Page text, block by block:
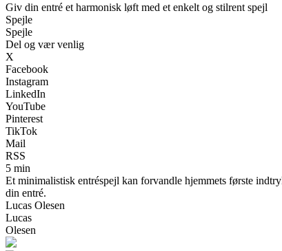
Giv din entré et harmonisk løft med et enkelt og stilrent spejl
Spejle
Spejle
Del og vær venlig
X
Facebook
Instagram
LinkedIn
YouTube
Pinterest
TikTok
Mail
RSS
5 min
Et minimalistisk entréspejl kan forvandle hjemmets første
din entré.
Lucas Olesen
Lucas
Olesen